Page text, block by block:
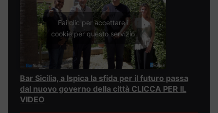
Fai clic per accettare i
cookie per questo servizio
Bar Sicilia, a Ispica la sfida per il futuro passa
dal nuovo governo della città CLICCA PER IL
VIDEO